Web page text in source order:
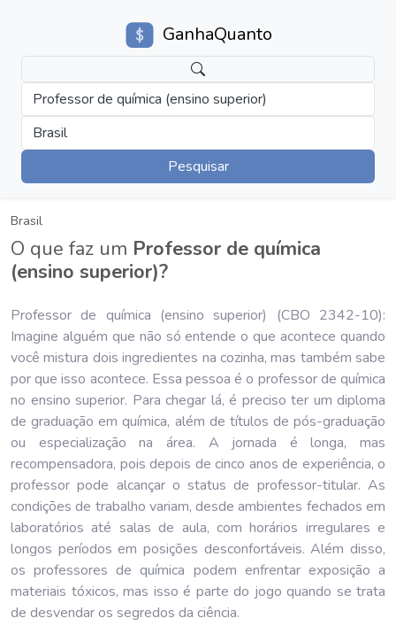
GanhaQuanto
Professor de química (ensino superior)
Brasil
Pesquisar
Brasil
O que faz um Professor de química
(ensino superior)?
Professor de química (ensino superior) (CBO 2342-10):
Imagine alguém que não só entende o que acontece quando
você mistura dois ingredientes na cozinha, mas também sabe
por que isso acontece. Essa pessoa é o professor de química
no ensino superior. Para chegar lá, é preciso ter um diploma
de graduação em química, além de títulos de pós-graduação
ou especialização na área. A jornada é longa, mas
recompensadora, pois depois de cinco anos de experiência, o
professor pode alcançar o status de professor-titular. As
condições de trabalho variam, desde ambientes fechados em
laboratórios até salas de aula, com horários irregulares e
longos períodos em posições desconfortáveis. Além disso,
os professores de química podem enfrentar exposição a
materiais tóxicos, mas isso é parte do jogo quando se trata
de desvendar os segredos da ciência.